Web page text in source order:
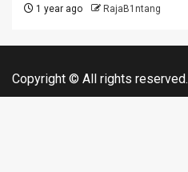
1 year ago RajaB1ntang
Copyright © All rights reserved.